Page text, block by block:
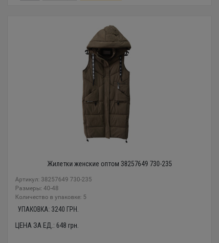
Жилетки женские оптом 38257649 730-235
Артикул: 38257649 730-235
Размеры: 40-48
Количество в упаковке: 5
УПАКОВКА: 3240 ГРН.
ЦЕНА ЗА ЕД.: 648 грн.